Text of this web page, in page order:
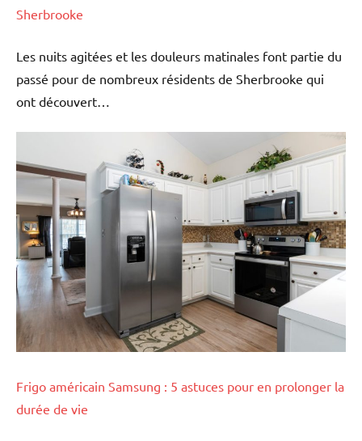
Sherbrooke
Les nuits agitées et les douleurs matinales font partie du
passé pour de nombreux résidents de Sherbrooke qui
ont découvert…
Frigo américain Samsung : 5 astuces pour en prolonger la
durée de vie